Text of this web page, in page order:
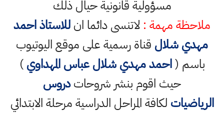
مسؤولية قانونية حيال ذلك
ملاحظة مهمة : لاتنسى دائما انللاستاذ احمد
مهدي شلال قناة رسمية على موقع اليوتيوب
باسم (احمد مهدي شلال عباس المهداوي)
حيث اقوم بنشر شروحاتدروس
الرياضيات لكافة المراحل الدراسية مرحلة الابتدائي